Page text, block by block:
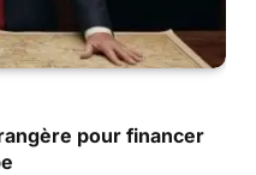
pour financer